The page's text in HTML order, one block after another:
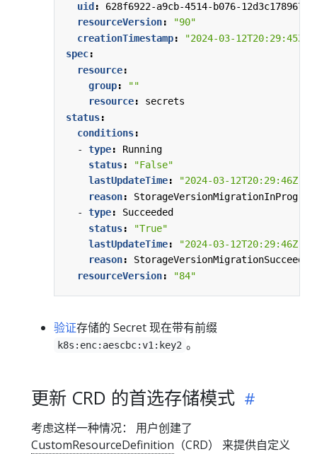
uid :
628f6922-a9cb-4514-b076-12d3c178967c
resourceVersion:
"90"
creationTimestamp:
"2024-03-12T20:29:45Z"
spec:
resource:
group:
""
resource:
secrets
status:
conditions:
- type:
Running
status:
"False"
lastUpdateTime:
"2024-03-12T20:29:46Z"
reason:
- type:
Succeeded
status:
"True"
lastUpdateTime:
"2024-03-12T20:29:46Z"
reason:
StorageVersionMigrationSucceeded
resourceVersion: "84"
验证存储的 Secret 现在带有前缀
k8s:enc:aescbc:v1:key2 。
更新 CRD 的首选存储模式
考虑这样一种情况： 用户创建了
CustomResourceDefinition （CRD） 来提供自定义